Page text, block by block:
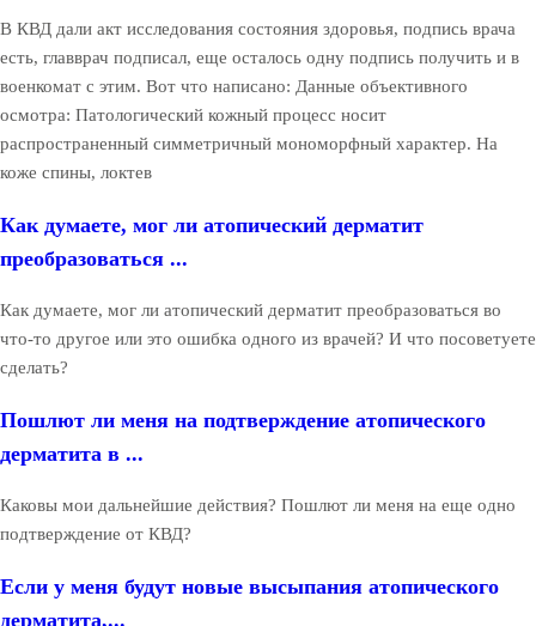
В КВД дали акт исследования состояния здоровья, подпись врача
есть, главврач подписал, еще осталось одну подпись получить и в
военкомат с этим. Вот что написано: Данные объективного
осмотра: Патологический кожный процесс носит
распространенный симметричный мономорфный характер. На
коже спины, локтев
Как думаете, мог ли атопический дерматит
преобразоваться ...
Как думаете, мог ли атопический дерматит преобразоваться во
что-то другое или это ошибка одного из врачей? И что посоветуете
сделать?
Пошлют ли меня на подтверждение атопического
дерматита в ...
Каковы мои дальнейшие действия? Пошлют ли меня на еще одно
подтверждение от КВД?
Если у меня будут новые высыпания атопического
дерматита,...